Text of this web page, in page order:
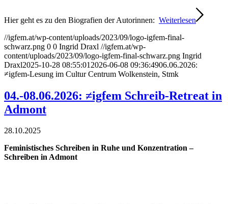
Hier geht es zu den Biografien der Autorinnen: Weiterlesen
//igfem.at/wp-content/uploads/2023/09/logo-igfem-final-
schwarz.png 0 0 Ingrid Draxl //igfem.at/wp-
content/uploads/2023/09/logo-igfem-final-schwarz.png Ingrid
Draxl2025-10-28 08:55:01 2026-06-08 09:36:4906.06.2026:
≠igfem-Lesung im Cultur Centrum Wolkenstein, Stmk
04.-08.06.2026: ≠igfem Schreib-Retreat in
Admont
28.10.2025
Feministisches Schreiben in Ruhe und Konzentration –
Schreiben in Admont